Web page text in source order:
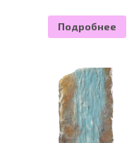
Подробнее